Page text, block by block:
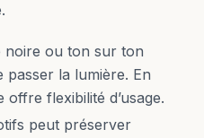
noire ou ton sur ton
passer la lumière. En
flexibilité d’usage.
peut préserver